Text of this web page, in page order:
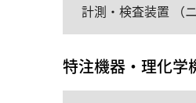
計測・検査装置 （
特注機器・理化学